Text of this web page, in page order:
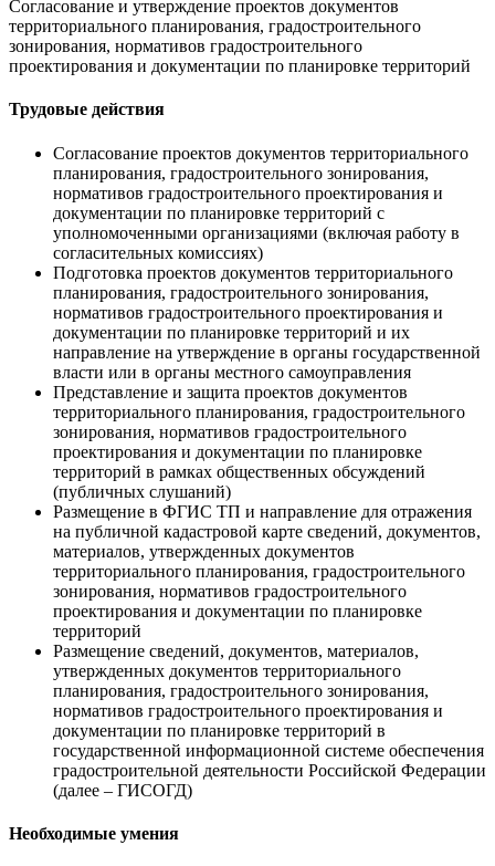
Согласование и утверждение проектов документов
территориального планирования, градостроительного
зонирования, нормативов градостроительного
проектирования и документации по планировке территорий
Трудовые действия
Согласование проектов документов территориального
планирования, градостроительного зонирования,
нормативов градостроительного проектирования и
документации по планировке территорий с
уполномоченными организациями (включая работу в
согласительных комиссиях)
Подготовка проектов документов территориального
планирования, градостроительного зонирования,
нормативов градостроительного проектирования и
документации по планировке территорий и их
направление на утверждение в органы государственной
власти или в органы местного самоуправления
Представление и защита проектов документов
территориального планирования, градостроительного
зонирования, нормативов градостроительного
проектирования и документации по планировке
территорий в рамках общественных обсуждений
(публичных слушаний)
Размещение в ФГИС ТП и направление для отражения
на публичной кадастровой карте сведений, документов,
материалов, утвержденных документов
территориального планирования, градостроительного
зонирования, нормативов градостроительного
проектирования и документации по планировке
территорий
Размещение сведений, документов, материалов,
утвержденных документов территориального
планирования, градостроительного зонирования,
нормативов градостроительного проектирования и
документации по планировке территорий в
государственной информационной системе обеспечения
градостроительной деятельности Российской Федерации
(далее – ГИСОГД)
Необходимые умения